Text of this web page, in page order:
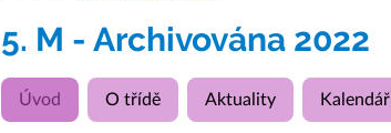
5. M - Archivována 2022
Úvod O třídě Aktuality Kalendář